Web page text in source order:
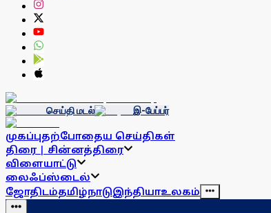
செய்தி மடல் இ-பேப்பர்
முகப்புதற்போதைய செய்திகள்
திரை | சின்னத்திரை
விளையாட்டு
லைஃப்ஸ்டைல்
ஜோதிடம்தமிழ்நாடுஇந்தியாஉலகம்